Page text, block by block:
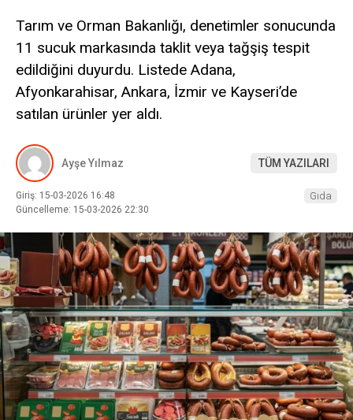
Tarım ve Orman Bakanlığı, denetimler sonucunda
11 sucuk markasında taklit veya tağşiş tespit
edildiğini duyurdu. Listede Adana,
Afyonkarahisar, Ankara, İzmir ve Kayseri’de
satılan ürünler yer aldı.
Ayşe Yılmaz TÜM YAZILARI
Giriş: 15-03-2026 16:48
Güncelleme: 15-03-2026 22:30
Gıda